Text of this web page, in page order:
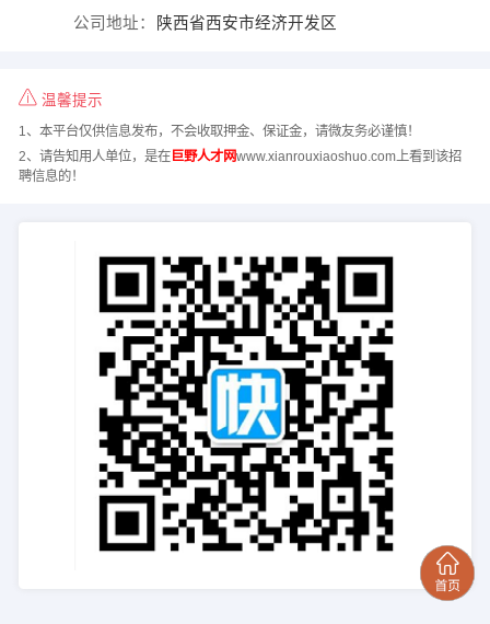
公司地址： 陕西省西安市经济开发区
温馨提示
1、本平台仅供信息发布，不会收取押金、保证金，请微友务必谨慎！
2、请告知用人单位，是在巨野人才网www.xianrouxiaoshuo.com上看到该招
聘信息的！